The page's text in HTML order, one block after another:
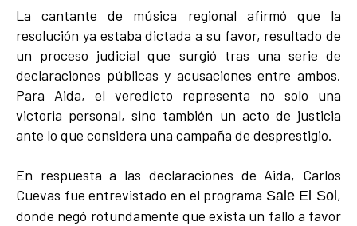
La cantante de música regional afirmó que la
resolución ya estaba dictada a su favor, resultado de
un proceso judicial que surgió tras una serie de
declaraciones públicas y acusaciones entre ambos.
Para Aida, el veredicto representa no solo una
victoria personal, sino también un acto de justicia
ante lo que considera una campaña de desprestigio.
En respuesta a las declaraciones de Aida, Carlos
Cuevas fue entrevistado en el programa Sale El Sol ,
donde negó rotundamente que exista un fallo a favor